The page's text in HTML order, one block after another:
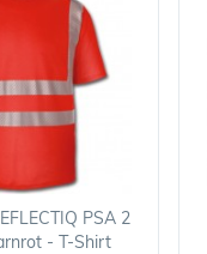
PSA 2
- T-Shirt